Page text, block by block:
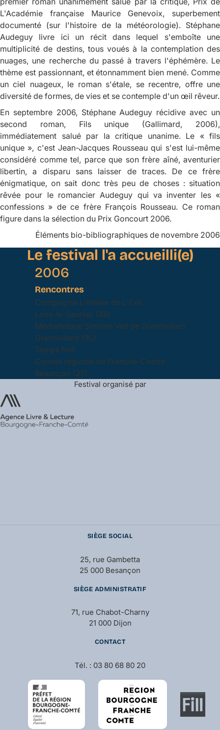
L'Académie française Maurice Genevoix, superbement
documenté (sur l'histoire de la météorologie). Stéphane
Audeguy livre ici un récit dans lequel s'emboîte une
multiplicité de destins, tous voués à la contemplation des
nuages, une recherche du passé à travers l'éphémère. Le
thème est passionnant, et étonnamment bien mené. Comme
un ciel nuageux, le roman s'étale, se recentre, offre une
diversité de formes, de vies et se contemple d'un œil rêveur.
En septembre 2006, Stéphane Audeguy récidive avec un
second roman, Fils unique (Gallimard, 2006),
immédiatement salué par la critique unanime. Le « fils
unique », c'est Jean-Jacques Rousseau qui s'est lui-même
considéré comme tel, parce que son frère aîné, aventurier
libertin, a disparu sans laisser de traces. De ce frère
énigmatique, on sait donc très peu de choses : situation
rêvée pour le romancier Audeguy qui va inventer les «
confessions » de ce frère François Rousseau. Ce roman
figure dans la sélection du Prix Goncourt 2006.
Éléments bio-bibliographiques de novembre 2006
Le festival l'a accueilli(e)
2006
Rencontres
Compagnie L'Atelier de L'Exil
Lons-le-Saunier (39)
Médiathèque Simone-Veil de Grandvillars
Grandvillars (90)
Temps fort
Conseil régional de Franche-Comté
Besançon (25)
Festival organisé par
SIÈGE SOCIAL
25, rue Gambetta
25 000 Besançon
SIÈGE ADMINISTRATIF
71, rue Chabot-Charny
21 000 Dijon
CONTACT
Tél. : 03 80 68 80 20